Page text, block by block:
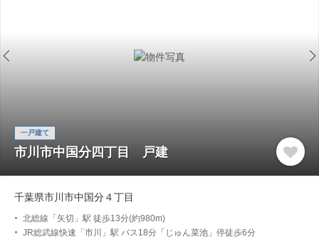
一戸建て
市川市中国分四丁目 戸建
千葉県市川市中国分４丁目
北総線「矢切」駅 徒歩13分(約980m)
JR総武線快速「市川」駅 バス18分「じゅん菜池」停徒歩6分